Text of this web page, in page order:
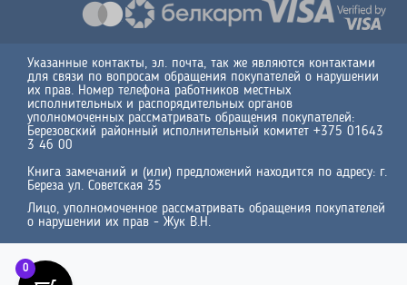
Указанные контакты, эл. почта, так же являются контактами
для связи по вопросам обращения покупателей о нарушении
их прав. Номер телефона работников местных
исполнительных и распорядительных органов
уполномоченных рассматривать обращения покупателей:
Березовский районный исполнительный комитет +375 01643
3 46 00
Книга замечаний и (или) предложений находится по адресу: г.
Береза ул. Советская 35
Лицо, уполномоченное рассматривать обращения покупателей
о нарушении их прав - Жук В.Н.
0